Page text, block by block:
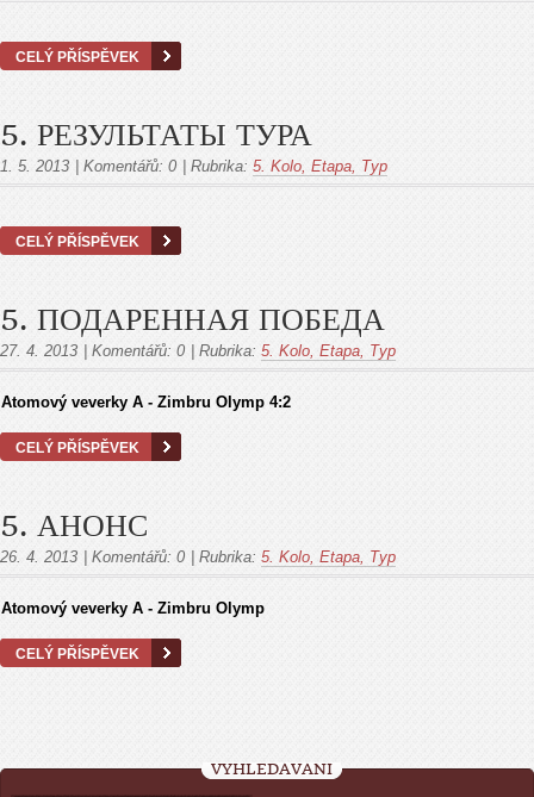
CELÝ PŘÍSPĚVEK
5. РЕЗУЛЬТАТЫ ТУРА
1. 5. 2013 Komentářů: 0 Rubrika: 5. Kolo, Etapa, Тур
CELÝ PŘÍSPĚVEK
5. ПОДАРЕННАЯ ПОБЕДА
27. 4. 2013 Komentářů: 0 Rubrika: 5. Kolo, Etapa, Тур
Atomový veverky A - Zimbru Olymp 4:2
CELÝ PŘÍSPĚVEK
5. АНОНС
26. 4. 2013 Komentářů: 0 Rubrika: 5. Kolo, Etapa, Тур
Atomový veverky A - Zimbru Olymp
CELÝ PŘÍSPĚVEK
VYHLEDÁVÁNÍ